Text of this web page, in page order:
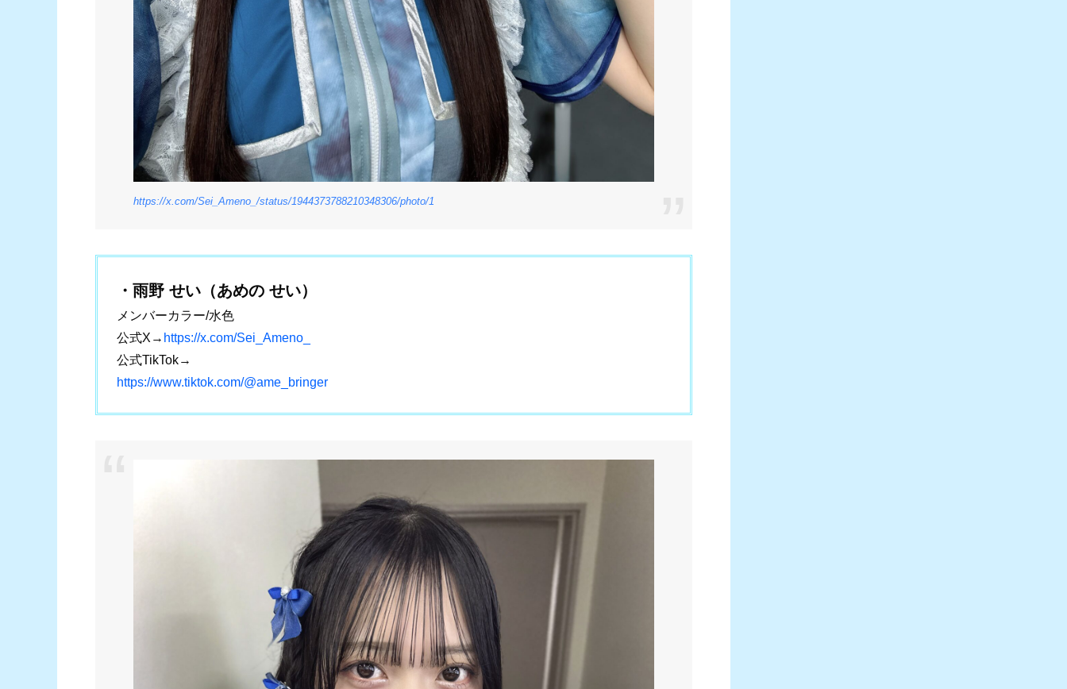
https://x.com/Sei_Ameno_/status/1944373788210348306/photo/1
・雨野 せい（あめの せい）
メンバーカラー/水色
公式X→ https://x.com/Sei_Ameno_
公式TikTok→
https://www.tiktok.com/@ame_bringer